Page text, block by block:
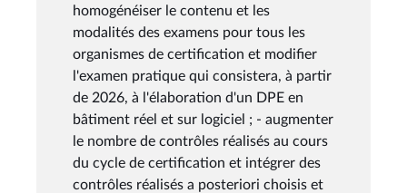
homogénéiser le contenu et les
modalités des examens pour tous les
organismes de certification et modifier
l'examen pratique qui consistera, à partir
de 2026, à l'élaboration d'un DPE en
bâtiment réel et sur logiciel ; - augmenter
le nombre de contrôles réalisés au cours
du cycle de certification et intégrer des
contrôles réalisés a posteriori choisis et